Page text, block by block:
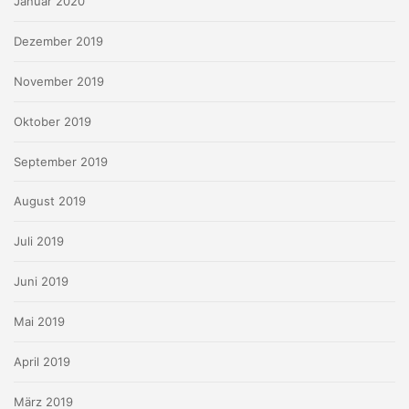
Dezember 2019
November 2019
Oktober 2019
September 2019
August 2019
Juli 2019
Juni 2019
Mai 2019
April 2019
März 2019